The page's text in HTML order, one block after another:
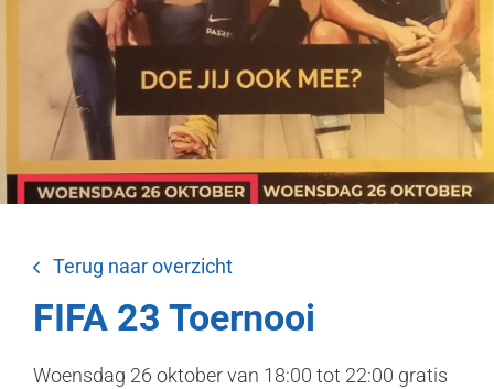
Terug naar overzicht
FIFA 23 Toernooi
Woensdag 26 oktober van 18:00 tot 22:00 gratis